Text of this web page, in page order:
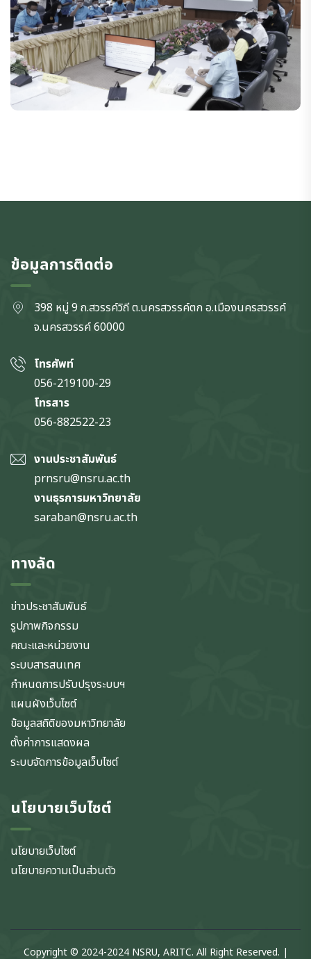
ข้อมูลการติดต่อ
398 หมู่ 9 ถ.สวรรค์วิถี ต.นครสวรรค์ตก อ.เมืองนครสวรรค์
จ.นครสวรรค์60000
โทรศัพท์
056-219100-29
โทรสาร
056-882522-23
งานประชาสัมพันธ์
prnsru@nsru.ac.th
งานธุรการมหาวิทยาลัย
saraban@nsru.ac.th
ทางลัด
ข่าวประชาสัมพันธ์
รูปภาพกิจกรรม
คณะและหน่วยงาน
ระบบสารสนเทศ
กำหนดการปรับปรุงระบบฯ
แผนผังเว็บไซต์
ข้อมูลสถิติของมหาวิทยาลัย
ตั้งค่าการแสดงผล
ระบบจัดการข้อมูลเว็บไซต์
นโยบายเว็บไซต์
นโยบายเว็บไซต์
นโยบายความเป็นส่วนตัว
Copyright © 2024-2024 NSRU, ARITC. All Right Reserved. |